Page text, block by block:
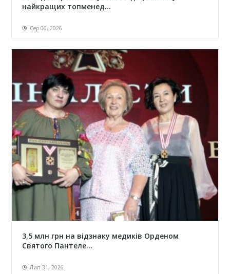
найкращих топменед...
Сер 06, 2026
3,5 млн грн на відзнаку медиків Орденом
Святого Пантеле...
Лип 31, 2026